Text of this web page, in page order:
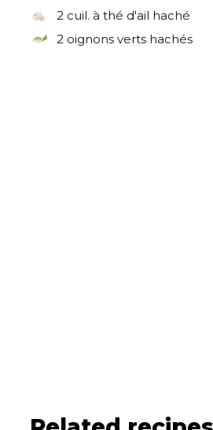
2 cuil. à thé d'ail haché
2 oignons verts hachés